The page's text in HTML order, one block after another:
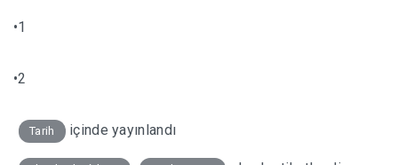
•1
•2
Tarih içinde yayınlandı